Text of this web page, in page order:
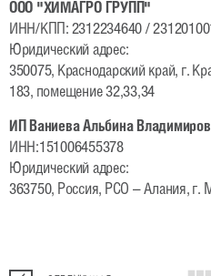
ООО "ХИМАГРО ГРУПП"
ИНН/КПП: 2312234640 /
Юридический адрес:
350075, Краснодарский край, г.
183, помещение 32,33,34
ИП Ваниева Альбина
ИНН:151006455378
Юридический адрес:
363750, Россия, РСО – Алания, г.